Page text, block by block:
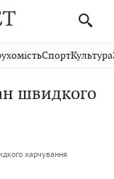
СловкоКультура
СпортКраєзнавство
СпортКультура
швидкого
харчування